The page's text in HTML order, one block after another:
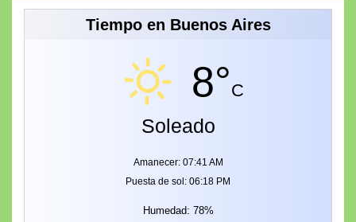
Tiempo en Buenos Aires
8°C
Soleado
Amanecer: 07:41 AM
Puesta de sol: 06:18 PM
Humedad: 78%